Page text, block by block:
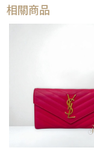
相關商品